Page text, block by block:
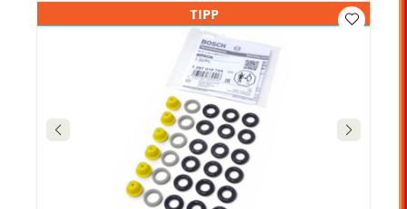
TIPP